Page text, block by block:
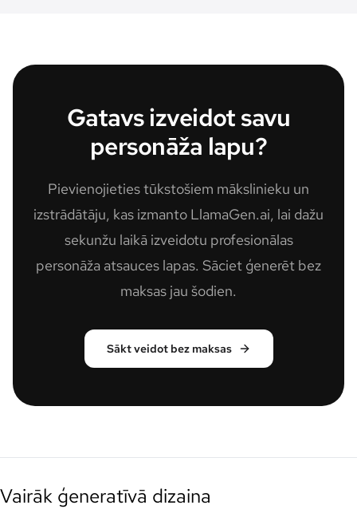
Gatavs izveidot savu
personāža lapu?
Pievienojieties tūkstošiem mākslinieku un
izstrādātāju, kas izmanto LlamaGen.ai, lai dažu
sekunžu laikā izveidotu profesionālas
personāža atsauces lapas. Sāciet ģenerēt bez
maksas jau šodien.
Sākt veidot bez maksas
Vairāk ģeneratīvā dizaina